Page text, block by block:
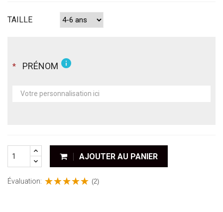
TAILLE
* PRÉNOM info
AJOUTER AU PANIER
Évaluation: (2)